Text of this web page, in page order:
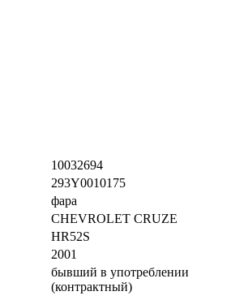
10032694
293Y0010175
фара
CHEVROLET CRUZE
HR52S
2001
бывший в употреблении
(контрактный)